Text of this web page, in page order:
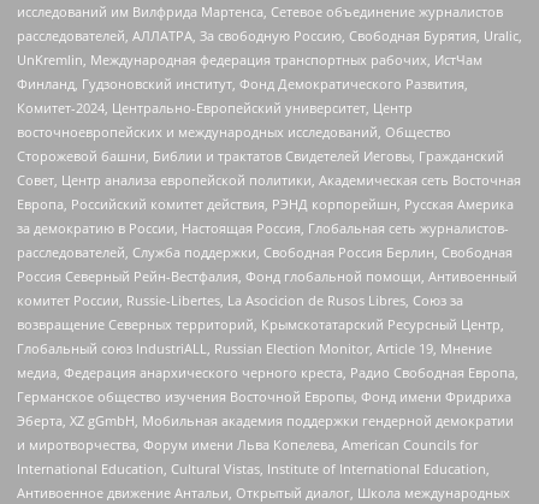
исследований им Вилфрида Мартенса, Сетевое объединение журналистов
расследователей, АЛЛАТРА, За свободную Россию, Свободная Бурятия, Uralic,
UnKremlin, Международная федерация транспортных рабочих, ИстЧам
Финланд, Гудзоновский институт, Фонд Демократического Развития,
Комитет-2024, Центрально-Европейский университет, Центр
восточноевропейских и международных исследований, Общество
Сторожевой башни, Библии и трактатов Свидетелей Иеговы, Гражданский
Совет, Центр анализа европейской политики, Академическая сеть Восточная
Европа, Российский комитет действия, РЭНД корпорейшн, Русская Америка
за демократию в России, Настоящая Россия, Глобальная сеть журналистов-
расследователей, Служба поддержки, Свободная Россия Берлин, Свободная
Россия Северный Рейн-Вестфалия, Фонд глобальной помощи, Антивоенный
комитет России, Russie-Libertes, La Asocicion de Rusos Libres, Союз за
возвращение Северных территорий, Крымскотатарский Ресурсный Центр,
Глобальный союз IndustriALL, Russian Election Monitor, Article 19, Мнение
медиа, Федерация анархического черного креста, Радио Свободная Европа,
Германское общество изучения Восточной Европы, Фонд имени Фридриха
Эберта, XZ gGmbH, Мобильная академия поддержки гендерной демократии
и миротворчества, Форум имени Льва Копелева, American Councils for
International Education, Cultural Vistas, Institute of International Education,
Антивоенное движение Антальи, Открытый диалог, Школа международных